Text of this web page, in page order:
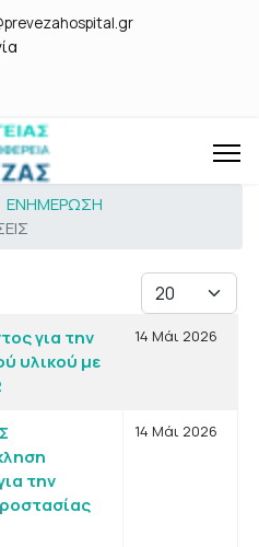
ΕΝΗΜΕΡΩΣΗ
Εμφάνιση #
για την
υλικού με
14 Μάι 2026
την
14 Μάι 2026